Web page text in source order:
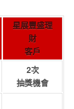
星展豐盛理
財
客戶
2次
抽獎機會